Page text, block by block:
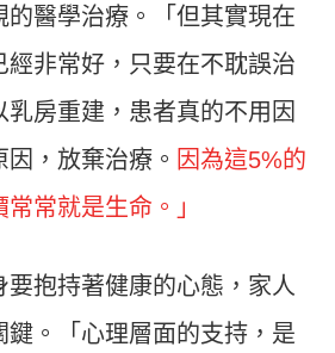
的醫學治療。「但其實現在
經非常好，只要在不耽誤治
房重建，患者真的不用因
，放棄治療。 因為這5%的
常就是生命。」
要抱持著健康的心態，家人
鍵。「心理層面的支持，是